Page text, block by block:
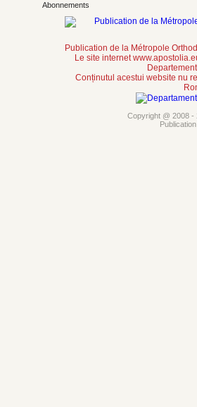
Abonnements
Publication de la Métropole
Le site internet
Conținutul acestui website nu
Copyright @ 2008 -